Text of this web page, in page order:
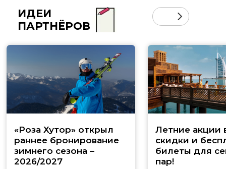
ИДЕИ
ПАРТНЁРОВ
«Роза Хутор» открыл
раннее бронирование
зимнего сезона –
2026/2027
Летние акции
скидки и
билеты для
пар!